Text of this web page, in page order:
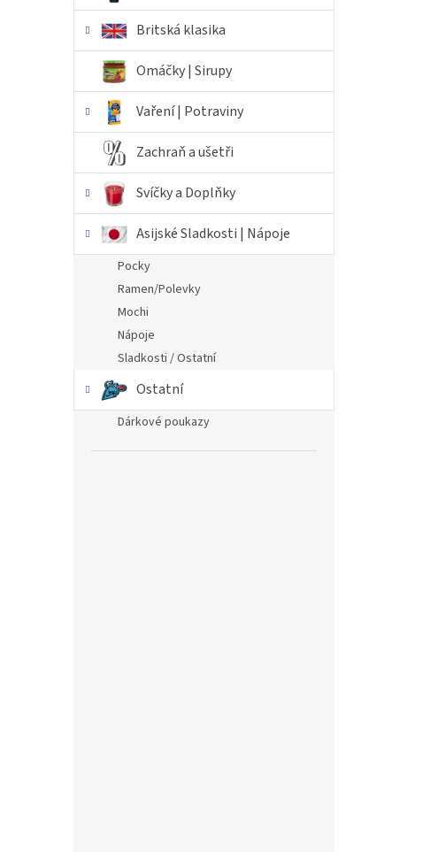
Britská klasika
Omáčky | Sirupy
Vaření | Potraviny
Zachraň a ušetři
Svíčky a Doplňky
Asijské Sladkosti | Nápoje
Pocky
Ramen/Polevky
Mochi
Nápoje
Sladkosti / Ostatní
Ostatní
Dárkové poukazy